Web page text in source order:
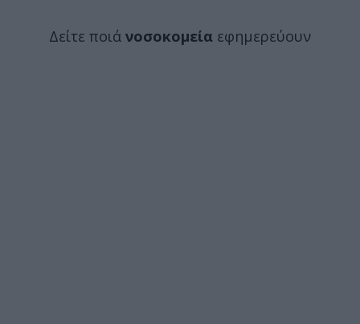
Δείτε ποιά νοσοκομεία εφημερεύουν